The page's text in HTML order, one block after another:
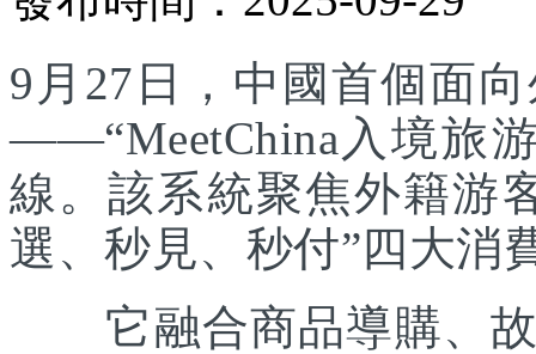
9月27日，中國首個面
——“MeetChina入境旅
線。該系統聚焦外籍游
選、秒見、秒付”四大消
它融合商品導購、故